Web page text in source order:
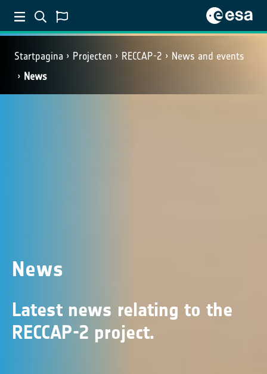
Startpagina Projecten RECCAP-2
News and events
News
News
Latest news relating to the
RECCAP-2 project.